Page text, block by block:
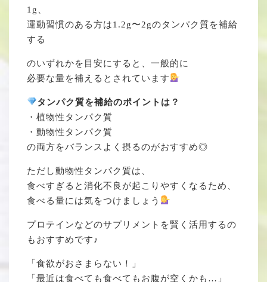
1g、
運動習慣のある方は1.2g〜2gのタンパク質を補給
する
のいずれかを目安にすると、一般的に
必要な量を補えるとされています
タンパク質を補給のポイントは？
・植物性タンパク質
・動物性タンパク質
の両方をバランスよく摂るのがおすすめ◎
ただし動物性タンパク質は、
食べすぎると消化不良が起こりやすくなるため、
食べる量には気をつけましょう
プロテインなどのサプリメントを賢く活用するの
もおすすめです♪
「食欲がおさまらない！」
「最近は食べても食べてもお腹が空くかも…」